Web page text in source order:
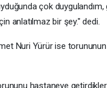
çok
anlatılmaz bir şey." dedi.
Nuri Yürür ise
hastaneye